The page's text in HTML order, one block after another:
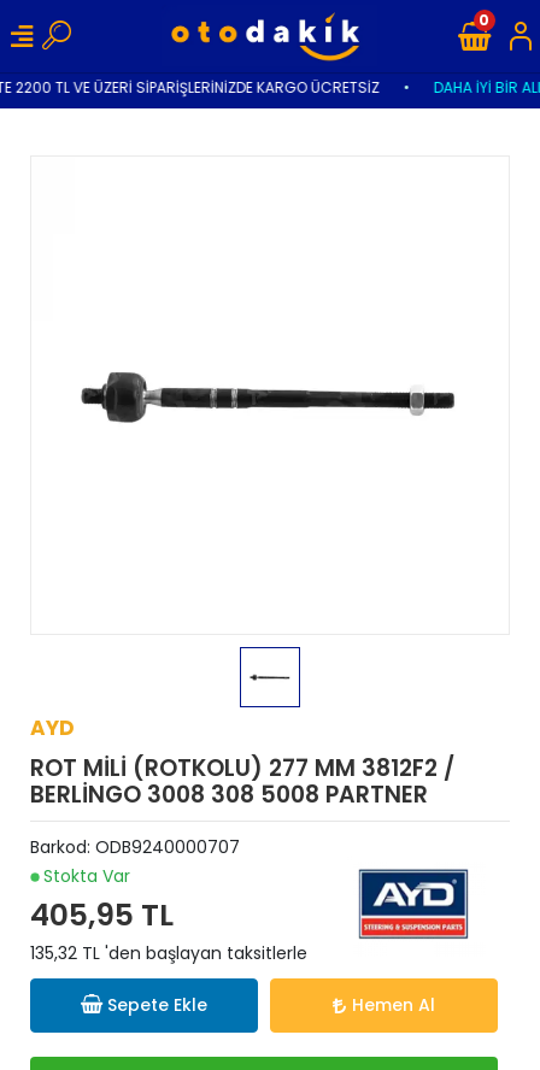
2200 TL VE ÜZERİ SİPARİŞLERİNİZDE KARGO ÜCRETSİZ • DAHA İYİ BİR
0
AYD
ROT MİLİ (ROTKOLU) 277 MM 3812F2 /
BERLİNGO 3008 308 5008 PARTNER
Barkod: ODB9240000707
Stokta Var
405,95 TL
135,32 TL 'den başlayan taksitlerle
Sepete Ekle Hemen Al